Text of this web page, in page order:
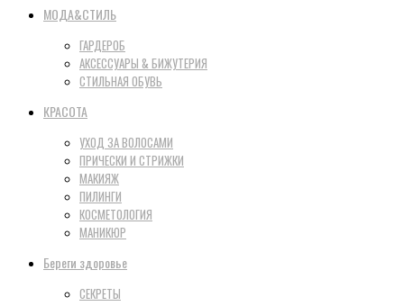
МОДА&СТИЛЬ
ГАРДЕРОБ
АКСЕССУАРЫ & БИЖУТЕРИЯ
СТИЛЬНАЯ ОБУВЬ
КРАСОТА
УХОД ЗА ВОЛОСАМИ
ПРИЧЕСКИ И СТРИЖКИ
МАКИЯЖ
ПИЛИНГИ
КОСМЕТОЛОГИЯ
МАНИКЮР
Береги здоровье
СЕКРЕТЫ